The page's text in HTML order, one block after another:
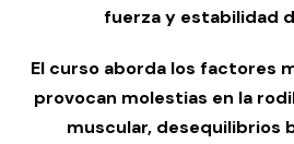
fuerza y estabilidad
El curso aborda los factores
provocan molestias en la
muscular, desequilibrios